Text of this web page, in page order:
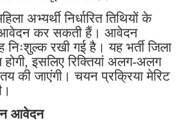
अभ्यर्थी निर्धारित तिथियों के
कर सकती हैं। आवेदन
निःशुल्क रखी गई है। यह भर्ती जिला
इसलिए रिक्तियां अलग-अलग
की जाएंगी। चयन प्रक्रिया मेरिट
आवेदन